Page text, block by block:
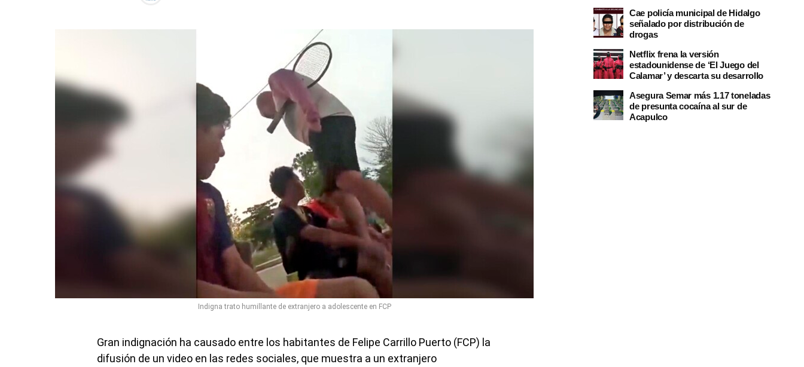
Indigna trato humillante de extranjero a adolescente en FCP
Gran indignación ha causado entre los habitantes de Felipe Carrillo Puerto (FCP) la
difusión de un video en las redes sociales, que muestra a un extranjero
Cae policía municipal de Hidalgo
señalado por distribución de
drogas
Netflix frena la versión
estadounidense de ‘El Juego del
Calamar’ y descarta su desarrollo
Asegura Semar más 1.17 toneladas
de presunta cocaína al sur de
Acapulco